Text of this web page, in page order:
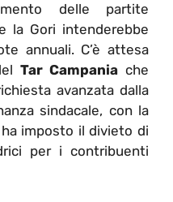
delle partite
la Gori intenderebbe
annuali. C’è attesa
Tar Campania che
avanzata dalla
sindacale, con la
imposto il divieto di
per i contribuenti